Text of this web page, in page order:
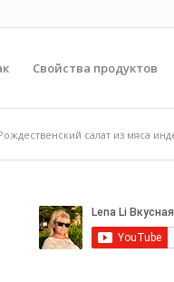
Свойства продуктов
салат из мяса